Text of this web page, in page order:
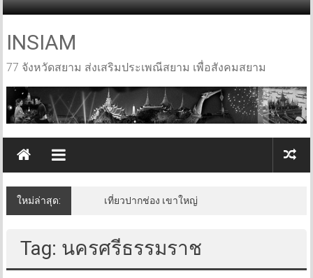
Skip
content
INSIAM
77 จังหวัดสยาม ส่งเสริมประเพณีสยาม เพื่อสังคมสยาม
ใหม่ล่าสุด: เที่ยวปากช่อง เขาใหญ่
Tag: นครศรีธรรมราช